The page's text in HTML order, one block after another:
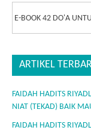
E-BOOK 42 DO'A
ARTIKEL
FAIDAH HADITS
NIAT (TEKAD) BAIK
FAIDAH HADITS